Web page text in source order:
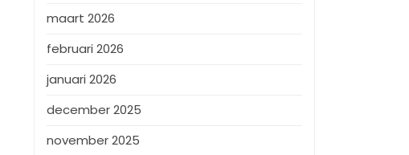
maart 2026
februari 2026
januari 2026
december 2025
november 2025